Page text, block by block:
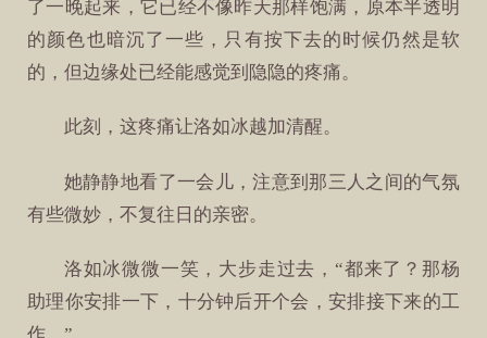
了一晚起来，它已经不像昨天那样饱满，原本半透明
的颜色也暗沉了一些，只有按下去的时候仍然是软
的，但边缘处已经能感觉到隐隐的疼痛。
此刻，这疼痛让洛如冰越加清醒。
她静静地看了一会儿，注意到那三人之间的气氛
有些微妙，不复往日的亲密。
洛如冰微微一笑，大步走过去，“都来了？那杨
助理你安排一下，十分钟后开个会，安排接下来的工